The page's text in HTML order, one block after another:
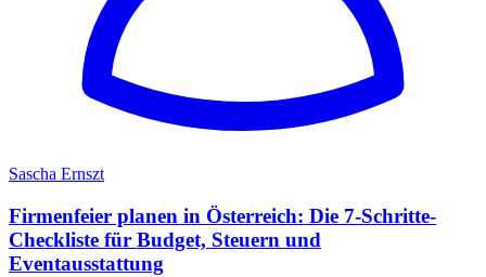
Sascha Ernszt
Firmenfeier planen in Österreich: Die 7-Schritte-
Checkliste für Budget, Steuern und
Eventausstattung